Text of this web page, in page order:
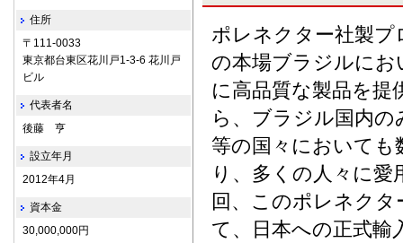
ポレネクター社製
の本場ブラジルにお
に高品質な製品を
ら、ブラジル国内
等の国々においても
り、多くの人々に
回、このポレネク
て、日本への正式輸
住所
〒111-0033
東京都台東区花川戸1-3-6 花川戸
ビル
代表者名
後藤 亨
設立年月
2012年4月
資本金
30,000,000円